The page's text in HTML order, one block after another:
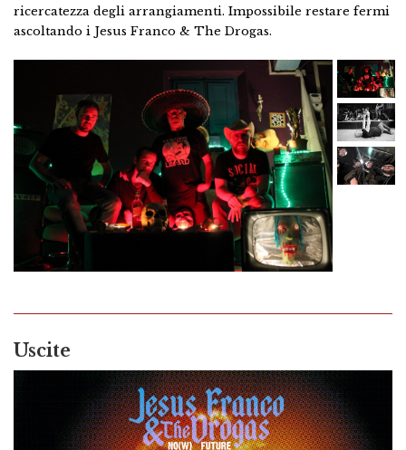
ricercatezza degli arrangiamenti. Impossibile restare fermi
ascoltando i Jesus Franco & The Drogas.
Uscite